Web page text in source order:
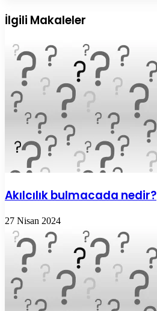
ile
paylaş
İlgili Makaleler
Akılcılık bulmacada nedir?
27 Nisan 2024